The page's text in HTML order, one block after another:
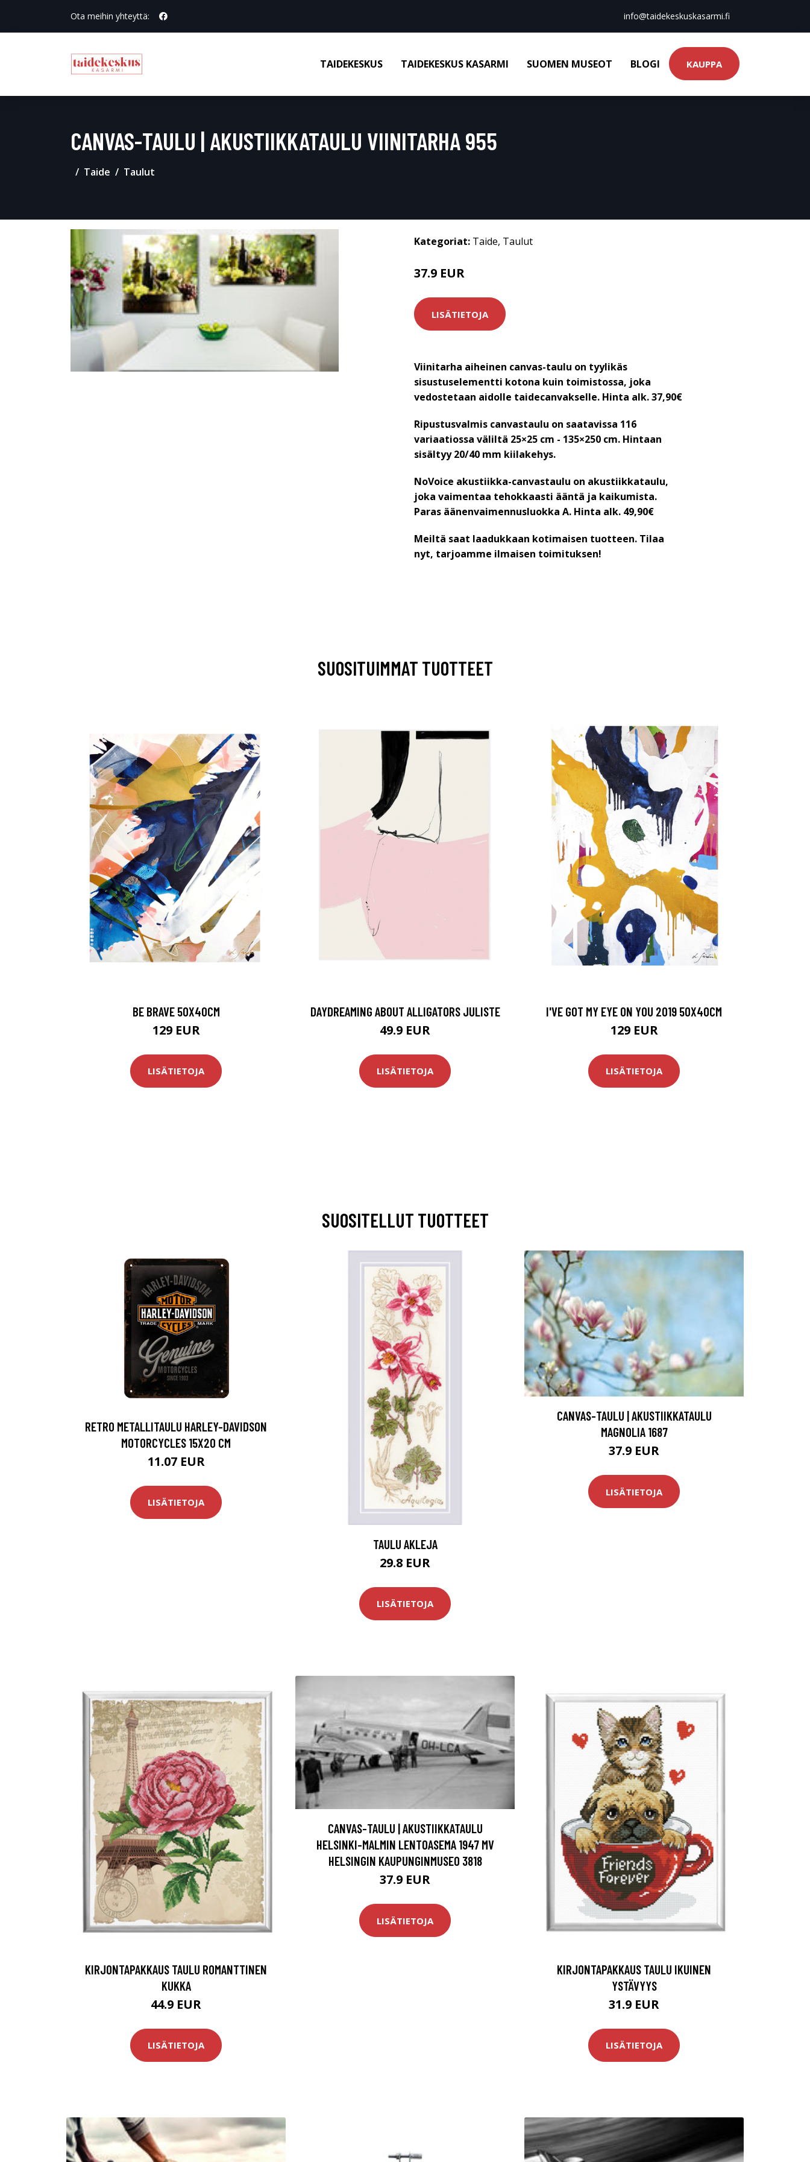
Ota meihin yhteyttä: info@taidekeskuskasarmi.fi
TAIDEKESKUS TAIDEKESKUS KASARMI SUOMEN MUSEOT BLOGI KAUPPA
CANVAS-TAULU | AKUSTIIKKATAULU VIINITARHA 955
Taide Taulut
Kategoriat: Taide, Taulut
37.9 EUR
LISÄTIETOJA
Viinitarha aiheinen canvas-taulu on tyylikäs
sisustuselementti kotona kuin toimistossa, joka
vedostetaan aidolle taidecanvakselle. Hinta alk. 37,90€
Ripustusvalmis canvastaulu on saatavissa 116
variaatiossa väliltä 25×25 cm - 135×250 cm. Hintaan
sisältyy 20/40 mm kiilakehys.
NoVoice akustiikka-canvastaulu on akustiikkataulu,
joka vaimentaa tehokkaasti ääntä ja kaikumista.
Paras äänenvaimennusluokka A. Hinta alk. 49,90€
Meiltä saat laadukkaan kotimaisen tuotteen. Tilaa
nyt, tarjoamme ilmaisen toimituksen!
SUOSITUIMMAT TUOTTEET
BE BRAVE 50X40CM
129 EUR
LISÄTIETOJA
DAYDREAMING ABOUT ALLIGATORS JULISTE
49.9 EUR
LISÄTIETOJA
I'VE GOT MY EYE ON YOU 2019 50X40CM
129 EUR
LISÄTIETOJA
SUOSITELLUT TUOTTEET
RETRO METALLITAULU HARLEY-DAVIDSON
MOTORCYCLES 15X20 CM
11.07 EUR
LISÄTIETOJA
TAULU AKLEJA
29.8 EUR
LISÄTIETOJA
CANVAS-TAULU | AKUSTIIKKATAULU
MAGNOLIA 1687
37.9 EUR
LISÄTIETOJA
KIRJONTAPAKKAUS TAULU ROMANTTINEN
KUKKA
44.9 EUR
LISÄTIETOJA
CANVAS-TAULU | AKUSTIIKKATAULU
HELSINKI-MALMIN LENTOASEMA 1947 MV
HELSINGIN KAUPUNGINMUSEO 3818
37.9 EUR
LISÄTIETOJA
KIRJONTAPAKKAUS TAULU IKUINEN
YSTÄVYYS
31.9 EUR
LISÄTIETOJA